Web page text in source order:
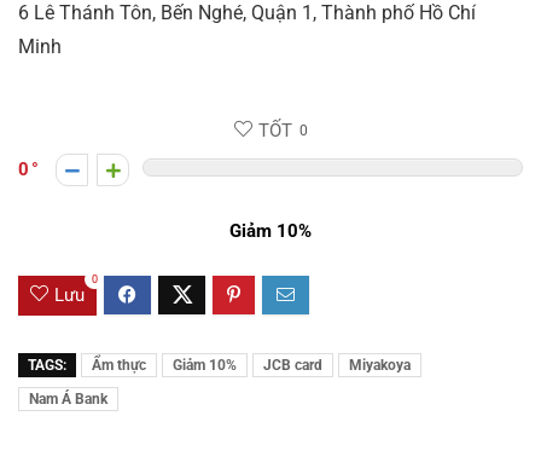
6 Lê Thánh Tôn, Bến Nghé, Quận 1, Thành phố Hồ Chí
Minh
TỐT 0
0
Giảm 10%
Lưu
0
TAGS: Ẩm thực Giảm 10% JCB card
Miyakoya
Nam Á Bank